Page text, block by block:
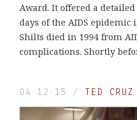
Award. It offered a
days of the AIDS epidemic
Shilts died in 1994 from
complications. Shortly
04·12·15 / TED